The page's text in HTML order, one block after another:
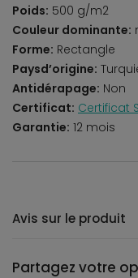
Poids: 500 g/m2
Couleur dominante:
Forme: Rectangle
Paysd’origine:
Antidérapage: Non
Certificat: Certificat
Garantie: 12 mois
Avis sur le produit
Partagez votre